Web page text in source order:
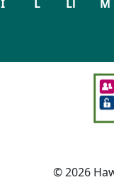
I L Ll M
© 2026